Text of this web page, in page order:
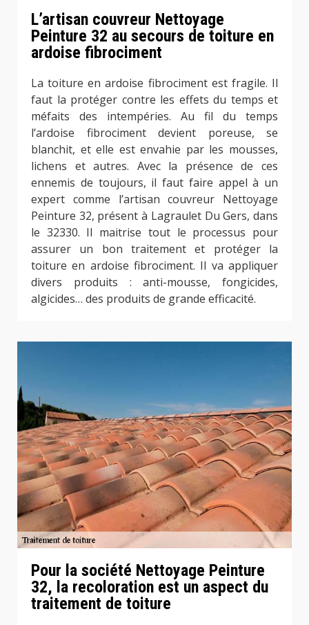
L’artisan couvreur Nettoyage
Peinture 32 au secours de toiture en
ardoise fibrociment
La toiture en ardoise fibrociment est fragile. Il
faut la protéger contre les effets du temps et
méfaits des intempéries. Au fil du temps
l’ardoise fibrociment devient poreuse, se
blanchit, et elle est envahie par les mousses,
lichens et autres. Avec la présence de ces
ennemis de toujours, il faut faire appel à un
expert comme l’artisan couvreur Nettoyage
Peinture 32, présent à Lagraulet Du Gers, dans
le 32330. Il maitrise tout le processus pour
assurer un bon traitement et protéger la
toiture en ardoise fibrociment. Il va appliquer
divers produits : anti-mousse, fongicides,
algicides… des produits de grande efficacité.
Pour la société Nettoyage Peinture
32, la recoloration est un aspect du
traitement de toiture